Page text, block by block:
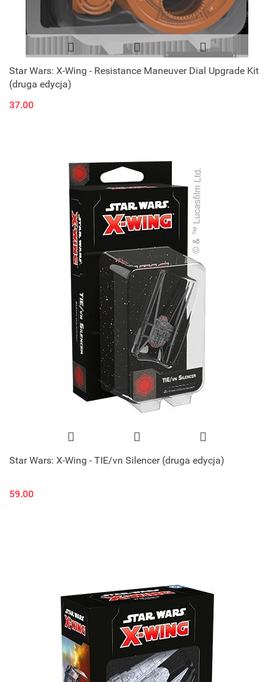
Star Wars: X-Wing - Resistance Maneuver Dial Upgrade Kit
(druga edycja)
37.00
Star Wars: X-Wing - TIE/vn Silencer (druga edycja)
59.00